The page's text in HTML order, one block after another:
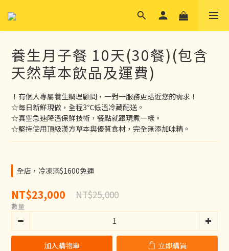
養生月子餐 10天(30餐)(包含
天然草本飲品及運費)
！有個人專屬養生調理顧問，一對一服務更貼近您的需求！
☆每日新鮮現做，全程3℃低溫冷藏配送。
☆真空急速降溫保鮮技術，餐點就跟現煮一樣。
☆堅持使用頂級漢方草本與優質食材，完全無添加味精。
全店，冷凍滿$1600免運
NT$23,000 NT$25,000
數量
加入購物車 立即購買